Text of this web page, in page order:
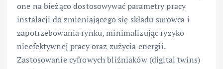
one na bieżąco dostosowywać parametry pracy
instalacji do zmieniającego się składu surowca i
zapotrzebowania rynku, minimalizując ryzyko
nieefektywnej pracy oraz zużycia energii.
Zastosowanie cyfrowych bliźniaków (digital twins)